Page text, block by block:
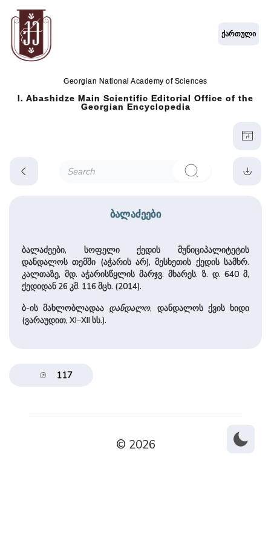
Georgian National Academy of Sciences
I. Abashidze Main Scientific Editorial Office of the
Georgian Encyclopedia
ქართული
ბალაძეები
ბალაძეები, სოფელი ქედის მუნიციპალიტეტის
დანდალოს თემში (აჭარის არ), მესხეთის ქედის სამხრ.
კალთაზე, მდ. აჭარისწყლის მარჯვ. მხარეს. ზ. დ. 640 მ,
ქედიდან 26 კმ. 116 მცხ. (2014).
ბ-ის მახლობლადაა დანდალო, დანდალოს ქვის ხიდი
(ვარაუდით, XI–XII სს.).
117
© 2026